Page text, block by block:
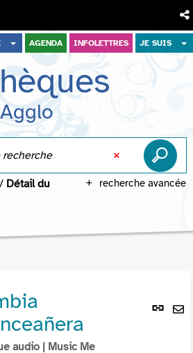
AGENDA INFOLETTRES JE SUIS
recherche avancée
/ Détail du
Lien
audio | Music Me